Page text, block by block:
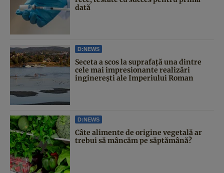
dată
D:NEWS
Seceta a scos la suprafață una dintre
cele mai impresionante realizări
inginerești ale Imperiului Roman
D:NEWS
Câte alimente de origine vegetală ar
trebui să mâncăm pe săptămână?